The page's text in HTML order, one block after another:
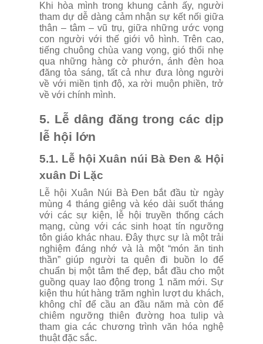
Khi hòa mình trong khung cảnh ấy, người
tham dự dễ dàng cảm nhận sự kết nối giữa
thân – tâm – vũ trụ, giữa những ước vọng
con người với thế giới vô hình. Trên cao,
tiếng chuông chùa vang vọng, gió thổi nhẹ
qua những hàng cờ phướn, ánh đèn hoa
đăng tỏa sáng, tất cả như đưa lòng người
về với miền tịnh độ, xa rời muộn phiền, trở
về với chính mình.
5. Lễ dâng đăng trong các dịp
lễ hội lớn
5.1. Lễ hội Xuân núi Bà Đen & Hội
xuân Di Lặc
Lễ hội Xuân Núi Bà Đen bắt đầu từ ngày
mùng 4 tháng giêng và kéo dài suốt tháng
với các sự kiện, lễ hội truyền thống cách
mạng, cùng với các sinh hoạt tín ngưỡng
tôn giáo khác nhau. Đây thực sự là một trải
nghiệm đáng nhớ và là một “món ăn tinh
thần” giúp người ta quên đi buồn lo để
chuẩn bị một tâm thế đẹp, bắt đầu cho một
guồng quay lao động trong 1 năm mới. Sự
kiện thu hút hàng trăm nghìn lượt du khách,
không chỉ để cầu an đầu năm mà còn để
chiêm ngưỡng thiên đường hoa tulip và
tham gia các chương trình văn hóa nghệ
thuật đặc sắc.